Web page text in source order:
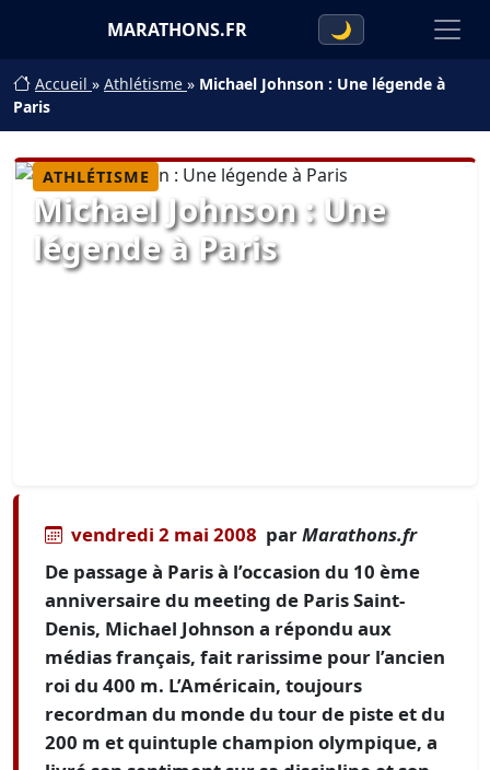
MARATHONS.FR 🌙
Accueil » Athlétisme » Michael Johnson : Une légende à
Paris
ATHLÉTISME
Michael Johnson : Une
légende à Paris
vendredi 2 mai 2008 parMarathons.fr
De passage à Paris à l’occasion du 10 ème
anniversaire du meeting de Paris Saint-
Denis, Michael Johnson a répondu aux
médias français, fait rarissime pour l’ancien
roi du 400 m. L’Américain, toujours
recordman du monde du tour de piste et du
200 m et quintuple champion olympique, a